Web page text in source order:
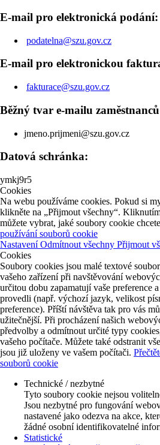
E-mail pro elektronická podání:
podatelna@szu.gov.cz
E-mail pro elektronickou
fakturace@szu.gov.cz
Běžný tvar e-mailu
jmeno.prijmeni@szu.gov.cz
Datová schránka:
ymkj9r5
Cookies
Na webu používáme cookies. Pokud si
klikněte na „Přijmout všechny“.
můžete vybrat, jaké soubory cookie
používání souborů cookie
NastaveníOdmítnout všechny Přijmout
Cookies
Soubory cookies jsou malé textové
vašeho zařízení při navštěvování
určitou dobu zapamatují vaše preference
provedli (např. výchozí jazyk, velikost
preference). Příští návštěva tak pro vás
užitečnější. Při procházení našich
předvolby a odmítnout určité typy
vašeho počítače. Můžete také odstranit
jsou již uloženy ve vašem počítači.
souborů cookie
Technické / nezbytné
Tyto soubory cookie nejsou
Jsou nezbytné pro fungování
nastavené jako odezva na akce,
žádné osobní identifikovatelné
Statistické